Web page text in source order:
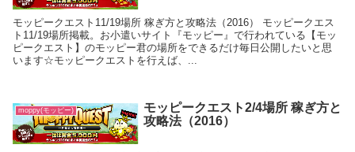
モッピークエスト11/19場所 稼ぎ方と攻略法（2016） モッピークエス
ト11/19場所掲載。お小遣いサイト『モッピー』で行われている【モッ
ピークエスト】のモッピー君の場所をできるだけ毎日公開したいと思
います☆モッピークエストを行えば、...
moppy(モッピー)
モッピークエスト2/4場所 稼ぎ方と
攻略法（2016）